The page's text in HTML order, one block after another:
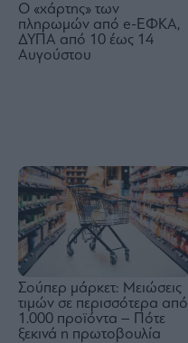
Ο «χάρτης» των
πληρωμών από e-ΕΦΚΑ,
ΔΥΠΑ από 10 έως 14
Αυγούστου
Σούπερ μάρκετ: Μειώσεις
τιμών σε περισσότερα από
1.000 προϊόντα – Πότε
ξεκινά η πρωτοβουλία